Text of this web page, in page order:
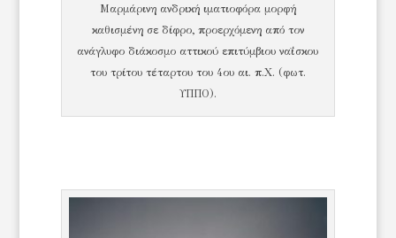
Μαρμάρινη ανδρική ιματιοφόρα μορφή
καθισμένη σε δίφρο, προερχόμενη από τον
ανάγλυφο διάκοσμο αττικού επιτύμβιου ναΐσκου
του τρίτου τέταρτου του 4ου αι. π.Χ. (φωτ.
ΥΠΠΟ).